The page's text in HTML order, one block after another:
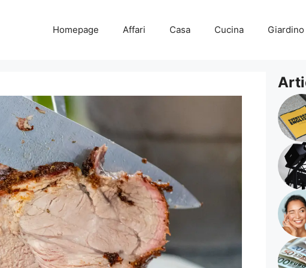
Homepage Affari Casa Cucina Giardino